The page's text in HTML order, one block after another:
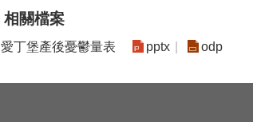
相關檔案
愛丁堡產後憂鬱量表 pptx odp